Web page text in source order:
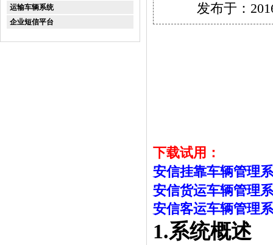
运输车辆系统
企业短信平台
发布于：
下载试用：
安信挂靠车辆管理
安信货运车辆管理
安信客运车辆管理
1.系统概述